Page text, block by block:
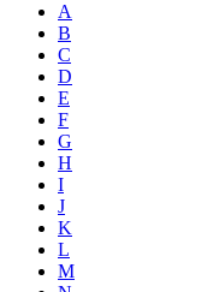
A
B
C
D
E
F
G
H
I
J
K
L
M